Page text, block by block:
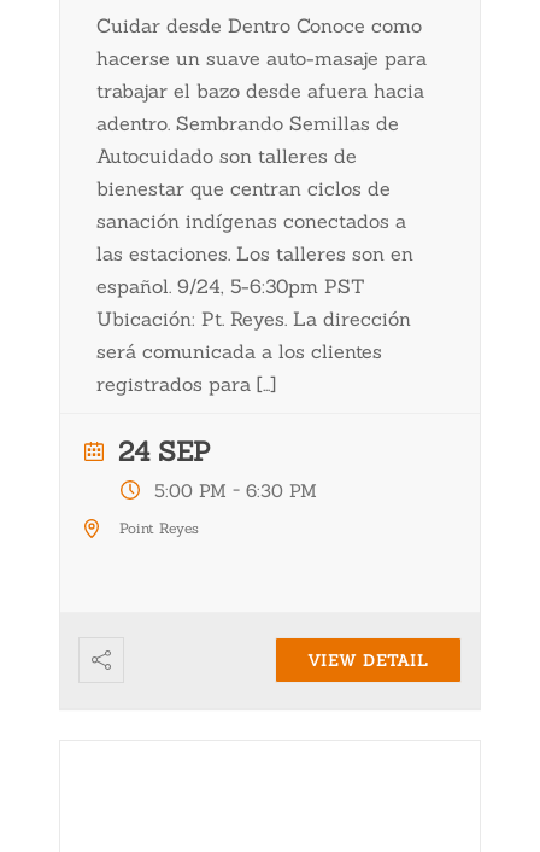
Cuidar desde Dentro Conoce como
hacerse un suave auto-masaje para
trabajar el bazo desde afuera hacia
adentro. Sembrando Semillas de
Autocuidado son talleres de
bienestar que centran ciclos de
sanación indígenas conectados a
las estaciones. Los talleres son en
español. 9/24, 5-6:30pm PST
Ubicación: Pt. Reyes. La dirección
será comunicada a los clientes
registrados para […]
24 SEP
5:00 PM - 6:30 PM
Point Reyes
VIEW DETAIL